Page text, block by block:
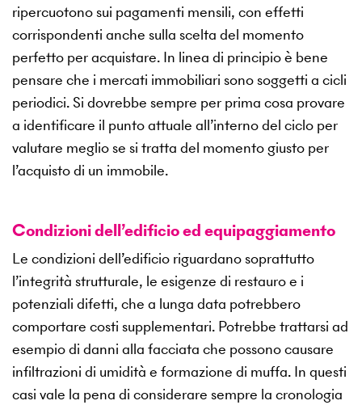
ripercuotono sui pagamenti mensili, con effetti
corrispondenti anche sulla scelta del momento
perfetto per acquistare. In linea di principio è bene
pensare che i mercati immobiliari sono soggetti a cicli
periodici. Si dovrebbe sempre per prima cosa provare
a identificare il punto attuale all’interno del ciclo per
valutare meglio se si tratta del momento giusto per
l’acquisto di un immobile.
Condizioni dell’edificio ed equipaggiamento
Le condizioni dell’edificio riguardano soprattutto
l’integrità strutturale, le esigenze di restauro e i
potenziali difetti, che a lunga data potrebbero
comportare costi supplementari. Potrebbe trattarsi ad
esempio di danni alla facciata che possono causare
infiltrazioni di umidità e formazione di muffa. In questi
casi vale la pena di considerare sempre la cronologia